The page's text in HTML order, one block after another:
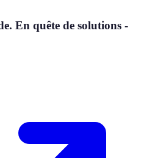
En quête de solutions -